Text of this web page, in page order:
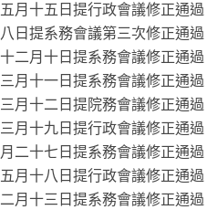
月十五日提行政會議修正通過
日提系務會議第三次修正通過
二月十日提系務會議修正通過
月十一日提系務會議修正通過
月十二日提院務會議修正通過
月十九日提行政會議修正通過
二十七日提系務會議修正通過
月十八日提行政會議修正通過
月十三日提系務會議修正通過